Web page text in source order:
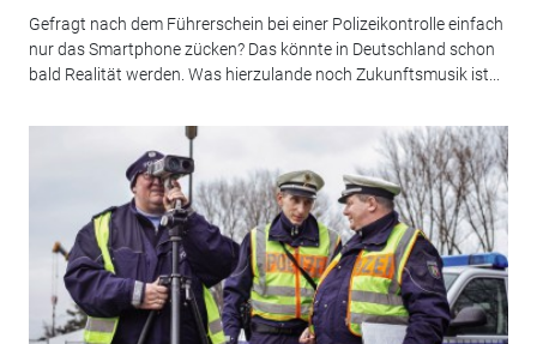
Gefragt nach dem Führerschein bei einer Polizeikontrolle einfach
nur das Smartphone zücken? Das könnte in Deutschland schon
bald Realität werden. Was hierzulande noch Zukunftsmusik ist...